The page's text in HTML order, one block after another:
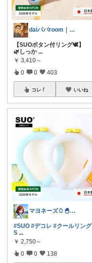
daiパパroom｜育児×便利グッズ
【SUOボタン付リング🕊️】
🌿しっか ...
￥ 3,410～
0 0 403
コレ いいね
マヨネーズ🥚‪🐣✨️お礼はプロフで♪
#SUO #デコレ #クールリング
S ...
￥ 2,750～
0 0 138